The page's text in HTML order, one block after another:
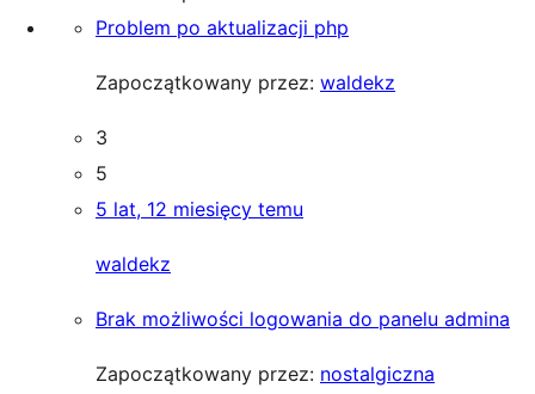
Problem po aktualizacji php
Zapoczątkowany przez: waldekz
3
5
5 lat, 12 miesięcy temu
waldekz
Brak możliwości logowania do panelu admina
Zapoczątkowany przez: nostalgiczna